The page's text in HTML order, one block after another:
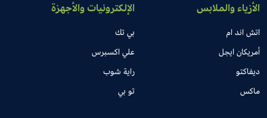
الأزياء والملابس
اتش اند ام
أمريكان ايجل
ديفاكتو
ماكس
الإلكترونيات والأجهزة
بي تك
علي اكسبرس
راية شوب
تو بي